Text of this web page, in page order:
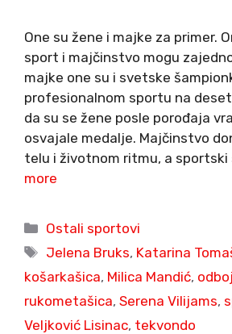
One su žene i majke za primer.
sport i majčinstvo mogu
majke one su i svetske
profesionalnom sportu na
da su se žene posle porođaja
osvajale medalje. Majčinstvo
telu i životnom ritmu, a sportski
more
Categories
Ostali sportovi
Tags
Jelena Bruks, Katarina
košarkašica, Milica Mandić,
rukometašica, Serena Vilijams,
Veljković Lisinac, tekvondo